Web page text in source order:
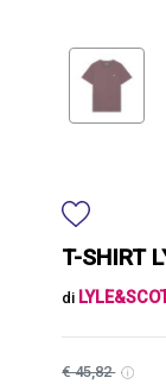
T-SHIRT
di
€ 45,82